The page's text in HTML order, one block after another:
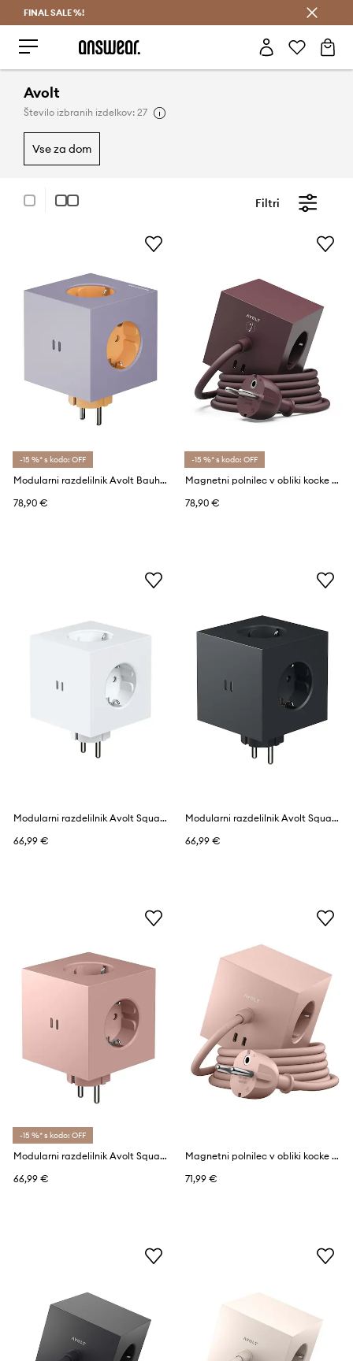
FINAL SALE %!
Avolt
Število izbranih izdelkov: 27
vse za dom
Filtri
-15 %* s kodo: OFF
Modularni razdelilnik Avolt Bauhaus-Archiv USB-C (30W)
78,90 €
-15 %* s kodo: OFF
Magnetni polnilec v obliki kocke Avolt Bauhaus-Archiv USB-C (30W) / 1.8m
78,90 €
Modularni razdelilnik Avolt Square 2, USB-C
66,99 €
Modularni razdelilnik Avolt Square 2 USB-C
66,99 €
-15 %* s kodo: OFF
Modularni razdelilnik Avolt Square 2, USB-C
66,99 €
Magnetni polnilec v obliki kocke Avolt 2 x USB, 1,8 m
71,99 €